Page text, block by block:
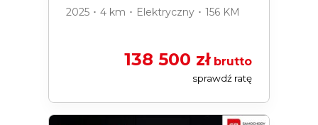
2025 ･ 4 km ･ Elektryczny ･ 156 KM
138 500 złbrutto
sprawdź ratę